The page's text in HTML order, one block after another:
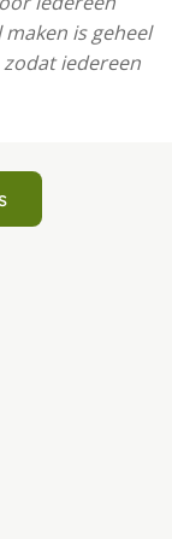
is geheel
iedereen